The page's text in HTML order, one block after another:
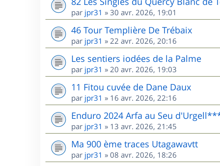
par jpr31 » 30 avr. 2026, 19:01
46 Tour Templière De Trébaix
par jpr31 » 22 avr. 2026, 20:16
Les sentiers iodées de la Palme
par jpr31 » 20 avr. 2026, 19:03
11 Fitou cuvée de Dane Daux
par jpr31 » 16 avr. 2026, 22:16
Enduro 2024 Arfa au Seu
par jpr31 » 13 avr. 2026, 21:45
Ma 900 ème traces Utagawavtt
par jpr31 » 08 avr. 2026, 18:26